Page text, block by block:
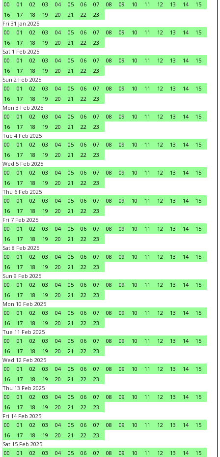
00
01 02 03 04 05 06 07 08 09 10 11 12 13 14
15
16
17 18 19 20 21 22
23
Fri 31 Jan 2025
00
01 02 03 04 05 06 07 08 09 10 11 12 13 14
15
16
17 18 19 20 21 22
23
Sat 1 Feb 2025
00
01 02 03 04 05 06 07 08 09 10 11 12 13 14
15
16
17 18 19 20 21 22
23
Sun 2 Feb 2025
00
01 02 03 04 05 06 07 08 09 10 11 12 13 14
15
16
17 18 19 20 21 22
23
Mon 3 Feb 2025
00
01 02 03 04 05 06 07 08 09 10 11 12 13 14
15
16
17 18 19 20 21 22
23
Tue 4 Feb 2025
00
01 02 03 04 05 06 07 08 09 10 11 12 13 14
15
16
17 18 19 20 21 22
23
Wed 5 Feb 2025
00
01 02 03 04 05 06 07 08 09 10 11 12 13 14
15
16
17 18 19 20 21 22
23
Thu 6 Feb 2025
00
01 02 03 04 05 06 07 08 09 10 11 12 13 14
15
16
17 18 19 20 21 22
23
Fri 7 Feb 2025
00
01 02 03 04 05 06 07 08 09 10 11 12 13 14
15
16
17 18 19 20 21 22
23
Sat 8 Feb 2025
00
01 02 03 04 05 06 07 08 09 10 11 12 13 14
15
16
17 18 19 20 21 22
23
Sun 9 Feb 2025
00
01 02 03 04 05 06 07 08 09 10 11 12 13 14
15
16
17 18 19 20 21 22
23
Mon 10 Feb 2025
00
01 02 03 04 05 06 07 08 09 10 11 12 13 14
15
16
17 18 19 20 21 22
23
Tue 11 Feb 2025
00
01 02 03 04 05 06 07 08 09 10 11 12 13 14
15
16
17 18 19 20 21 22
23
Wed 12 Feb 2025
00
01 02 03 04 05 06 07 08 09 10 11 12 13 14
15
16
17 18 19 20 21 22
23
Thu 13 Feb 2025
00
01 02 03 04 05 06 07 08 09 10 11 12 13 14
15
16
17 18 19 20 21 22
23
Fri 14 Feb 2025
00
01 02 03 04 05 06 07 08 09 10 11 12 13 14
15
16
17 18 19 20 21 22
23
Sat 15 Feb 2025
00
01 02 03 04 05 06 07 08 09 10 11 12 13 14
15